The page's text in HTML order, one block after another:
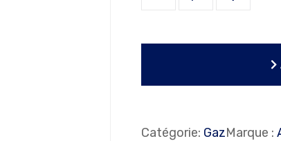
Catégorie: GazMarque :